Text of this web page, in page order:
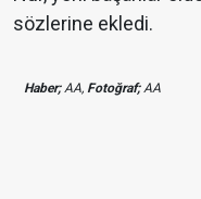
sözlerine ekledi.
Haber;AA, Fotoğraf;AA